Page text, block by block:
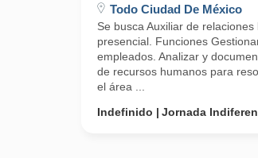
Todo Ciudad De México
Se busca Auxiliar de
presencial. Funciones
empleados. Analizar y
de recursos humanos para
el área ...
Indefinido
Jornada